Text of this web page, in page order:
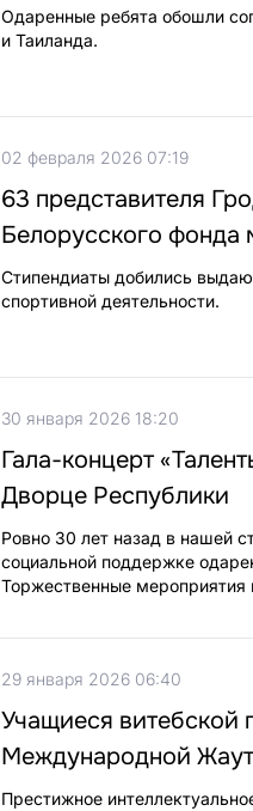
Одаренные ребята обошли
и Таиланда.
02 февраля 2026 07:19
63 представителя
Белорусского фонда
Стипендиаты добились
спортивной деятельности.
30 января 2026 18:20
Гала-концерт
Дворце Республики
Ровно 30 лет назад в нашей
социальной поддержке
Торжественные
29 января 2026 06:40
Учащиеся витебской
Международной
Престижное